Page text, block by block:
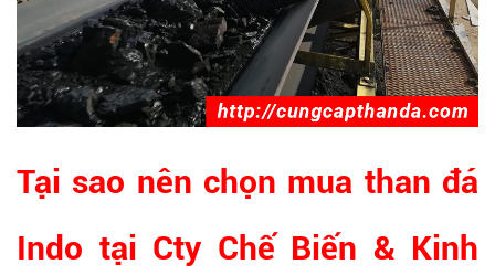
Tại sao nên chọn mua than đá
Indo tại Cty Chế Biến & Kinh